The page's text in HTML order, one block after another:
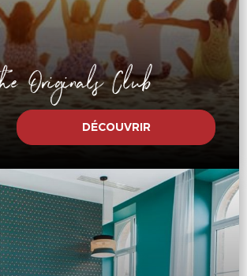
Originals Club
DÉCOUVRIR